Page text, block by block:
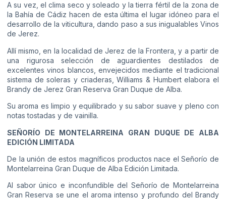
A su vez, el clima seco y soleado y la tierra fértil de la zona de
la Bahía de Cádiz hacen de esta última el lugar idóneo para el
desarrollo de la viticultura, dando paso a sus inigualables Vinos
de Jerez.
Allí mismo, en la localidad de Jerez de la Frontera, y a partir de
una rigurosa selección de aguardientes destilados de
excelentes vinos blancos, envejecidos mediante el tradicional
sistema de soleras y criaderas, Williams & Humbert elabora el
Brandy de Jerez Gran Reserva Gran Duque de Alba.
Su aroma es limpio y equilibrado y su sabor suave y pleno con
notas tostadas y de vainilla.
SEÑORÍO DE MONTELARREINA GRAN DUQUE DE ALBA
EDICIÓN LIMITADA
De la unión de estos magníficos productos nace el Señorío de
Montelarreina Gran Duque de Alba Edición Limitada.
Al sabor único e inconfundible del Señorío de Montelarreina
Gran Reserva se une el aroma intenso y profundo del Brandy